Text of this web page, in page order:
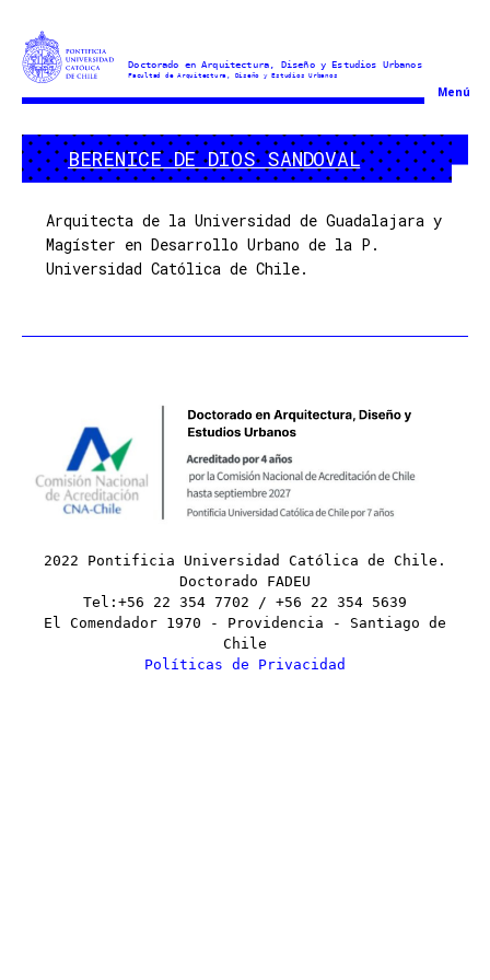
Doctorado
Arquitectura
y
Estudios
Menú
BERENICE DE DIOS SANDOVAL
Arquitecta de la Universidad de Guadalajara y
Magíster en Desarrollo Urbano de la P.
Universidad Católica de Chile.
2022 Pontificia Universidad Católica de Chile.
Doctorado FADEU
Tel:+56 22 354 7702 / +56 22 354 5639
El Comendador 1970 - Providencia - Santiago de
Chile
Políticas de Privacidad